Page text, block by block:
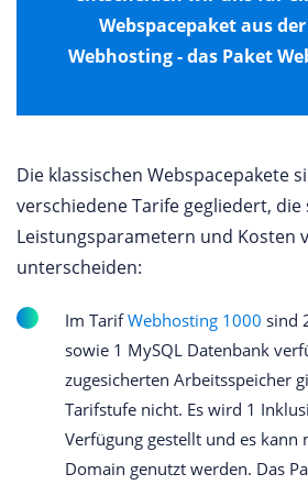
Webspacepaket aus
Webhosting - das Paket
Die klassischen Webspacepakete
verschiedene Tarife gegliedert, die
Leistungsparametern und Kosten
unterscheiden:
Im TarifWebhosting 1000 sind
sowie 1 MySQL Datenbank
zugesicherten Arbeitsspeicher
Tarifstufe nicht. Es wird 1
Verfügung gestellt und es kann
Domain genutzt werden. Das